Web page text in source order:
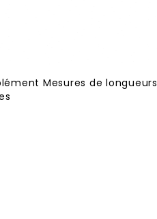
Mesures de longueurs